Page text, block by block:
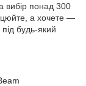
вибір понад 300
а хочете —
будь-який